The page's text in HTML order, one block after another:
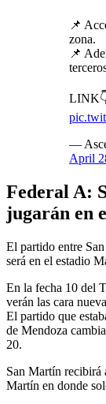
📌
zona.
📌
—
April
Federal A:
jugarán en
El partido entre
será en el estadio
En la fecha 10 del
verán las cara
El partido que
de Mendoza
20.
San Martín recibirá
Martín en donde